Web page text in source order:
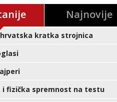
Najnovije
hrvatska kratka strojnica
i fizička spremnost na testu